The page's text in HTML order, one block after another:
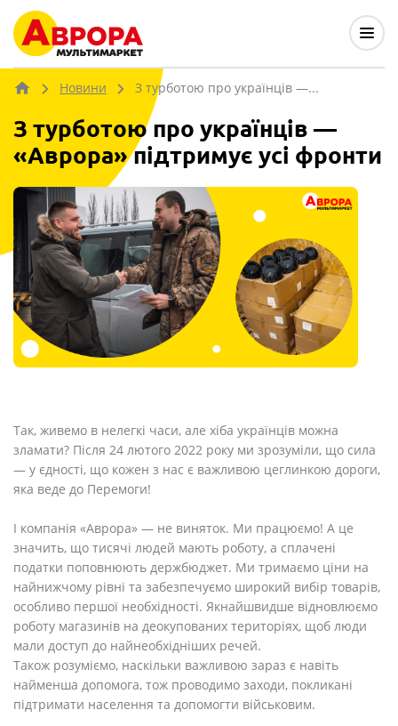
Новини З турботою про українців —...
З турботою про українців —
«Аврора» підтримує усі фронти
Так, живемо в нелегкі часи, але хіба українців можна
зламати? Після 24 лютого 2022 року ми зрозуміли, що сила
— у єдності, що кожен з нас є важливою цеглинкою дороги,
яка веде до Перемоги!
І компанія «Аврора» — не виняток. Ми працюємо! А це
значить, що тисячі людей мають роботу, а сплачені
податки поповнюють держбюджет. Ми тримаємо ціни на
найнижчому рівні та забезпечуємо широкий вибір товарів,
особливо першої необхідності. Якнайшвидше відновлюємо
роботу магазинів на деокупованих територіях, щоб люди
мали доступ до найнеобхідніших речей.
Також розуміємо, наскільки важливою зараз є навіть
найменша допомога, тож проводимо заходи, покликані
підтримати населення та допомогти військовим.